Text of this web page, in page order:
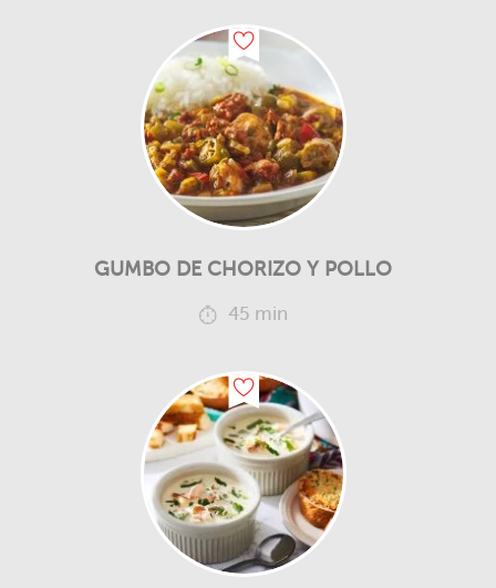
GUMBO DE CHORIZO Y POLLO
45 min